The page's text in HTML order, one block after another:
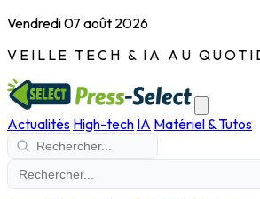
Vendredi 07 août 2026
VEILLE TECH & IA AU
Actualités High-tech IA Matériel & Tutos